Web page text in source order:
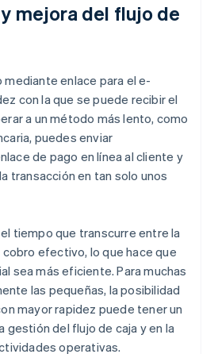
mejora del flujo de
enlace para el e-
con la que se puede recibir el
a un método más lento, como
puedes enviar
de pago en línea al cliente y
transacción en tan solo unos
tiempo que transcurre entre la
efectivo, lo que hace que
sea más eficiente. Para muchas
las pequeñas, la posibilidad
mayor rapidez puede tener un
gestión del flujo de caja y en la
operativas.